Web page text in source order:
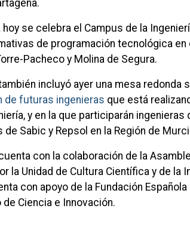
se celebra el Campus de la
de programación tecnológica en
Pacheco y Molina de Segura.
incluyó ayer una mesa redonda
de futuras ingenieras que está
y en la que participarán ingenieras
Sabic y Repsol en la Región de
con la colaboración de la
la Unidad de Cultura Científica y de la
con apoyo de la Fundación
Ciencia e Innovación.